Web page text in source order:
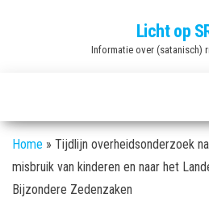
Licht op
Informatie over (satanisch)
Home » Tijdlijn overheidsonderzoek
misbruik van kinderen en naar het
Bijzondere Zedenzaken